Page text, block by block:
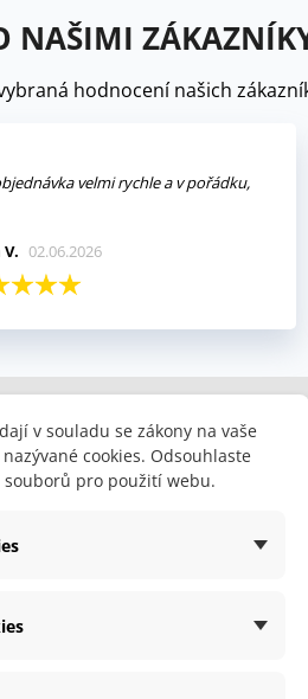
NAŠIMI
hodnocení našich
velmi rychle a v pořádku,
02.06.2026
údajů
HLEDÁTE
Slevy
Nyní
v souladu se zákony na vaše
cookies. Odsouhlaste
pro použití webu.